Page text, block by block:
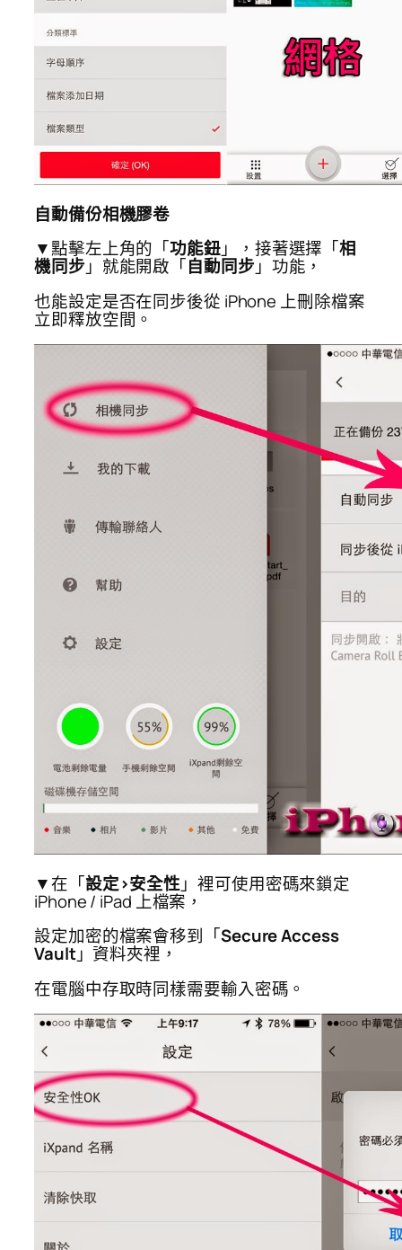
自動備份相機膠卷
▼點擊左上角的「功能鈕」，接著選擇「相
機同步」就能開啟「自動同步」功能，
也能設定是否在同步後從 iPhone 上刪除檔案
立即釋放空間。
▼在「設定>安全性」裡可使用密碼來鎖定
iPhone / iPad 上檔案，
設定加密的檔案會移到「Secure Access
Vault」資料夾裡，
在電腦中存取時同樣需要輸入密碼。